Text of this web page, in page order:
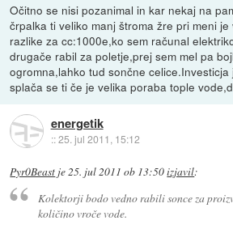
Očitno se nisi pozanimal in kar nekaj na
črpalka ti veliko manj štroma žre pri meni je
razlike za cc:1000e,ko sem računal
drugače rabil za poletje,prej sem mel pa
ogromna,lahko tud sončne
splača se ti če je velika poraba tople
energetik
::25. jul 2011, 15:12
Pyr0Beast je 25. jul 2011 ob 13:50izjavil:
Kolektorji bodo vedno rabili sonce za
količino vroče vode.